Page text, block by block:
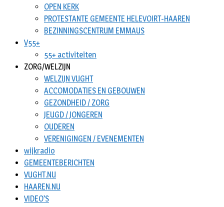
OPEN KERK
PROTESTANTE GEMEENTE HELEVOIRT-HAAREN
BEZINNINGSCENTRUM EMMAUS
V55+
55+ activiteiten
ZORG/WELZIJN
WELZIJN VUGHT
ACCOMODATIES EN GEBOUWEN
GEZONDHEID / ZORG
JEUGD / JONGEREN
OUDEREN
VERENIGINGEN / EVENEMENTEN
wijkradio
GEMEENTEBERICHTEN
VUGHT.NU
HAAREN.NU
VIDEO’S